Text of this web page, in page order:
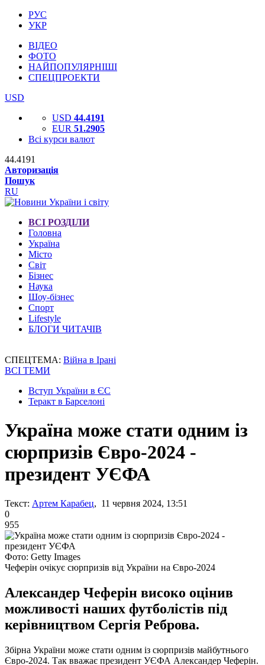
РУС
УКР
ВІДЕО
ФОТО
НАЙПОПУЛЯРНІШІ
СПЕЦПРОЕКТИ
USD
USD 44.4191
EUR 51.2905
Всі курси валют
44.4191
Авторизація
Пошук
RU
ВСІ РОЗДІЛИ
Головна
Україна
Місто
Світ
Бізнес
Наука
Шоу-бізнес
Спорт
Lifestyle
БЛОГИ ЧИТАЧІВ
СПЕЦТЕМА: Війна в Ірані
ВСІ ТЕМИ
Вступ України в ЄС
Теракт в Барселоні
Україна може стати одним із
сюрпризів Євро-2024 -
президент УЄФА
Текст: Артем Карабец, 11 червня 2024, 13:51
0
955
Фото: Getty Images
Чеферін очікує сюрпризів від України на Євро-2024
Александер Чеферін високо оцінив
можливості наших футболістів під
керівництвом Сергія Реброва.
Збірна України може стати одним із сюрпризів майбутнього
Євро-2024. Так вважає президент УЄФА Александер Чеферін.